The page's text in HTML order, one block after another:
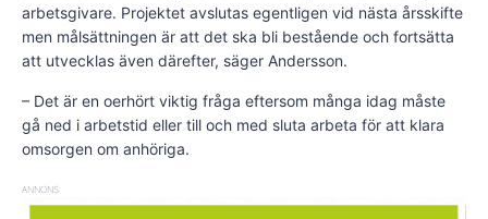
arbetsgivare. Projektet avslutas egentligen vid nästa årsskifte
men målsättningen är att det ska bli bestående och fortsätta
att utvecklas även därefter, säger Andersson.
– Det är en oerhört viktig fråga eftersom många idag måste
gå ned i arbetstid eller till och med sluta arbeta för att klara
omsorgen om anhöriga.
ANNONS